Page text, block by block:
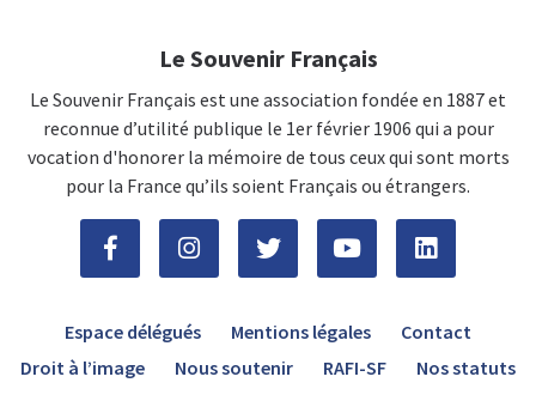
Le Souvenir Français
Le Souvenir Français est une association fondée en 1887 et
reconnue d’utilité publique le 1er février 1906 qui a pour
vocation d'honorer la mémoire de tous ceux qui sont morts
pour la France qu’ils soient Français ou étrangers.
Espace délégués Mentions légales
Contact
Droit à l’image
Nous soutenir RAFI-SF Nos statuts